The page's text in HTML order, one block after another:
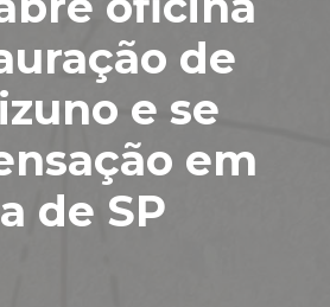
de
e se
em
de SP